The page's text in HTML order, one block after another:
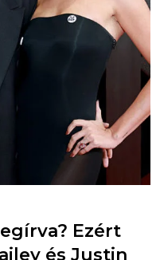
Ezért
és Justin